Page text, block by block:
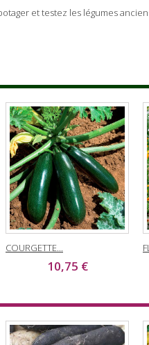
et testez les légumes
COURGETTE...
10,75 €